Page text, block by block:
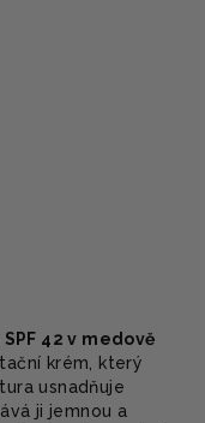
42 v medově
krém, který
usnadňuje
ji jemnou a